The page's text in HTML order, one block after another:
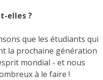
elles ?
que les étudiants qui
la prochaine génération
mondial - et nous
à le faire !